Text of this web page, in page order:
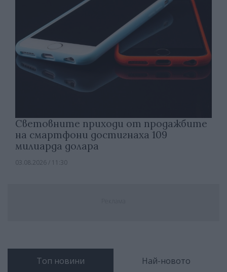
Световните приходи от продажбите
на смартфони достигнаха 109
милиарда долара
03.08.2026 / 11:30
Топ новини Най-новото